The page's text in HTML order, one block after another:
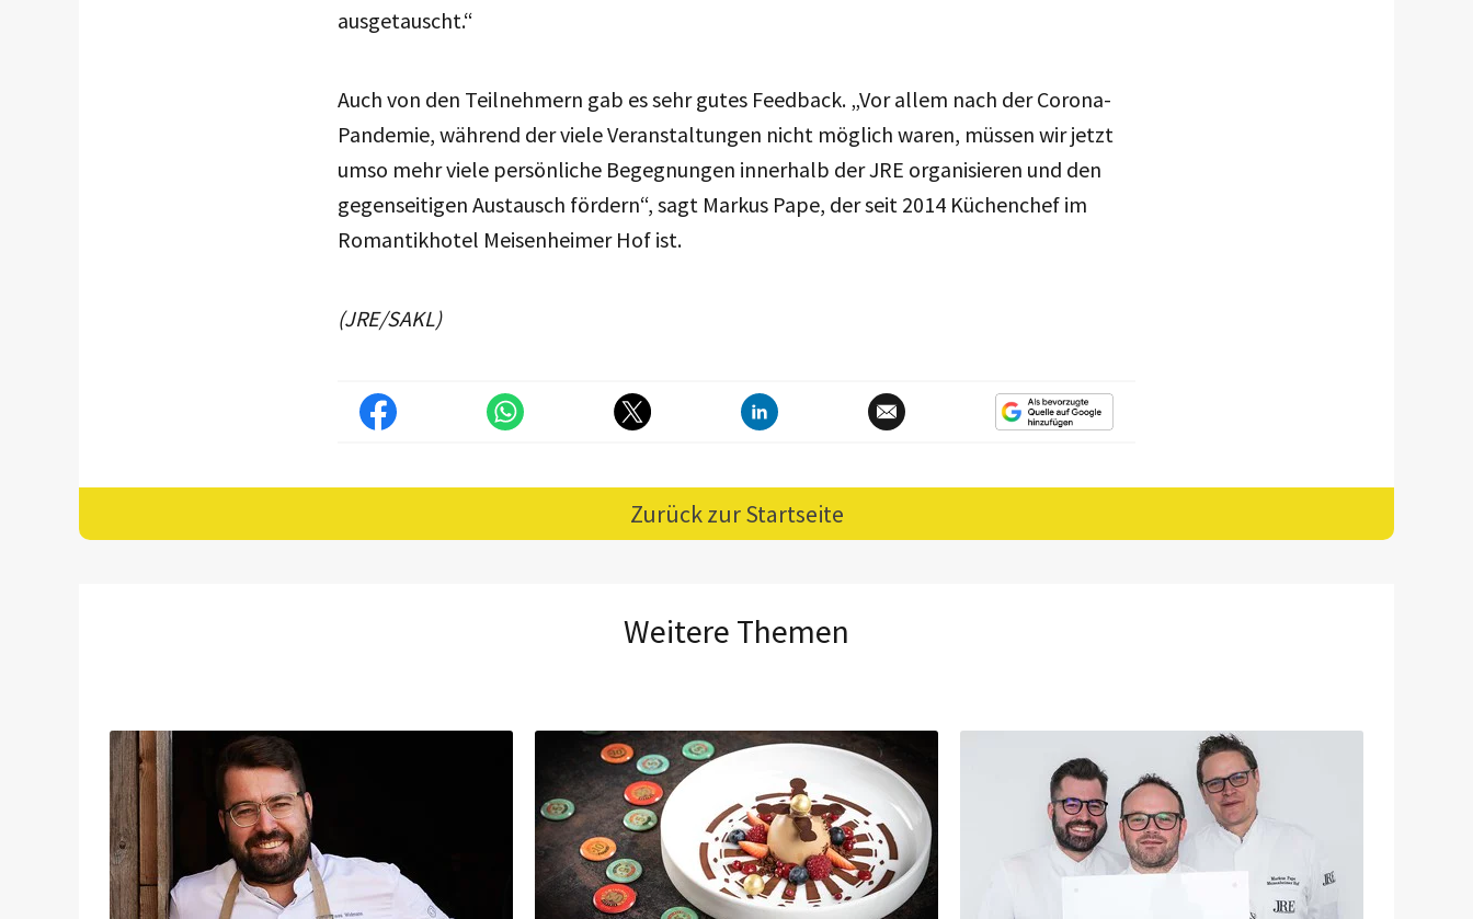
ausgetauscht.“
Auch von den Teilnehmern gab es sehr gutes Feedback. „Vor allem nach der Corona-
Pandemie, während der viele Veranstaltungen nicht möglich waren, müssen wir jetzt
umso mehr viele persönliche Begegnungen innerhalb der JRE organisieren und den
gegenseitigen Austausch fördern“, sagt Markus Pape, der seit 2014 Küchenchef im
Romantikhotel Meisenheimer Hof ist.
(JRE/SAKL)
Zurück zur Startseite
Weitere Themen